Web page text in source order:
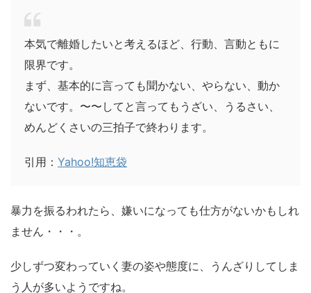
本気で離婚したいと考えるほど、行動、言動ともに
限界です。
まず、基本的に言っても聞かない、やらない、動か
ないです。〜〜してと言ってもうざい、うるさい、
めんどくさいの三拍子で終わります。
引用： Yahoo!知恵袋
暴力を振るわれたら、嫌いになっても仕方がないかもしれ
ません・・・。
少しずつ変わっていく妻の姿や態度に、うんざりしてしま
う人が多いようですね。